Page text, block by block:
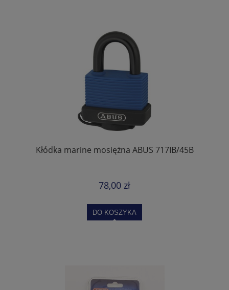
Kłódka marine mosiężna ABUS 717IB/45B
78,00 zł
DO KOSZYKA